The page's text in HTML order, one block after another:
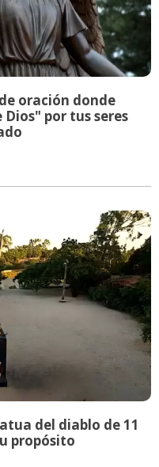
oración donde
por tus seres
del diablo de 11
propósito